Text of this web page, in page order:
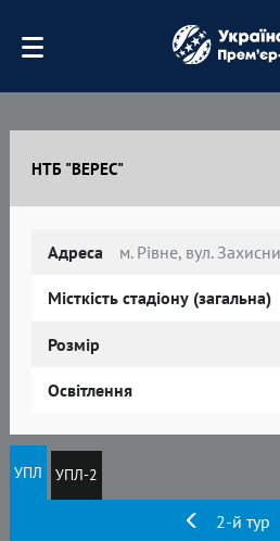
НТБ "ВЕРЕС"
Адреса м. Рівне, вул.
Місткість стадіону (загальна)
Розмір
Освітлення
УПЛ УПЛ-2
2-й тур